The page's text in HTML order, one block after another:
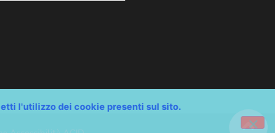
l'utilizzo dei cookie presenti sul sito.